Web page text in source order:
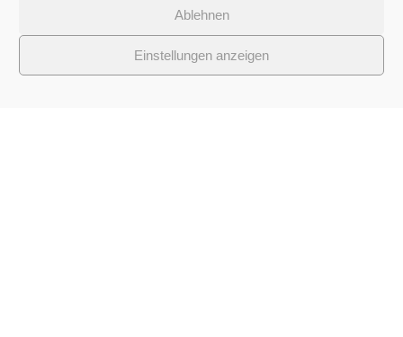
Ablehnen
Einstellungen anzeigen